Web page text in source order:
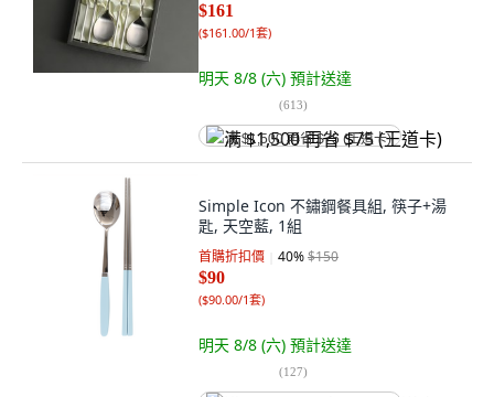
$161
($161.00/1套)
明天 8/8 (六) 預計送達
(613)
满 $1,500 再省 $75 (王道卡)
Simple Icon 不鏽鋼餐具組, 筷子+湯
匙, 天空藍, 1組
首購折扣價 40%$150
$90
($90.00/1套)
明天 8/8 (六) 預計送達
(127)